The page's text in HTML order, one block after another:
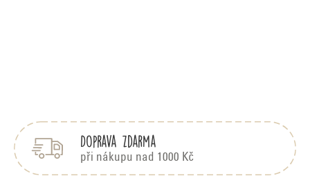
Doprava zdarma
při nákupu nad 1000 Kč